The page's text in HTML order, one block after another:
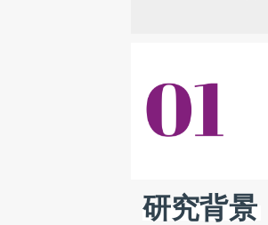
研究背景